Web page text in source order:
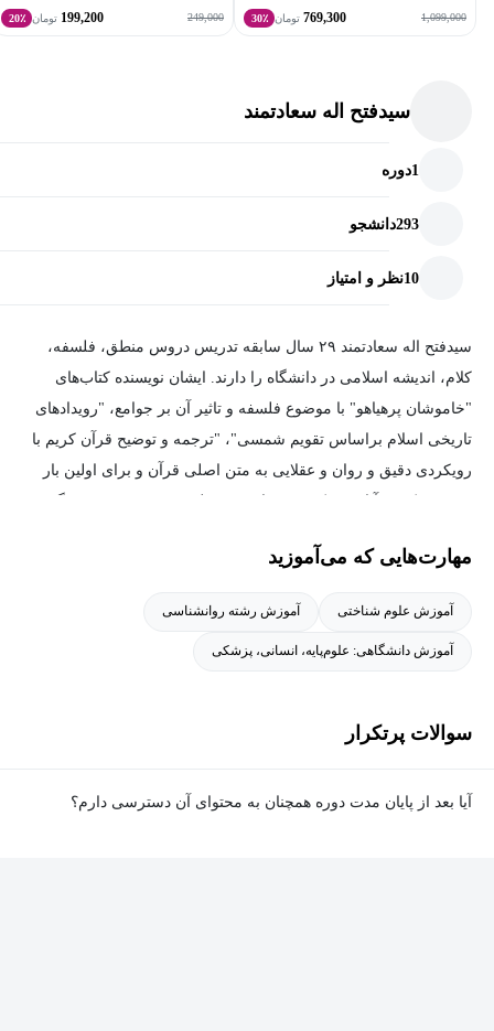
1,099,000
769,300 تومان 30٪ 249,000
199,200 تومان 20٪
سیدفتح اله سعادتمند
1دوره
293دانشجو
10نظر و امتیاز
سیدفتح اله سعادتمند ۲۹ سال سابقه تدریس دروس منطق، فلسفه،
کلام، اندیشه اسلامی در دانشگاه را دارند. ایشان نویسنده کتاب‌های
"خاموشان پرهیاهو" با موضوع فلسفه و تاثیر آن بر جوامع، "رویدادهای
تاریخی اسلام براساس تقویم شمسی"، "ترجمه و توضیح قرآن کریم با
رویکردی دقیق و روان و عقلایی به متن اصلی قرآن و برای اولین بار
برگزار کننده جلسات آگاهی بخش اندیشه‌ای در محافل و فرهنگسراهای
مهارت‌هایی که می‌آموزید
آموزش علوم شناختی آموزش رشته روانشناسی
آموزش دانشگاهی: علوم‌پایه، انسانی، پزشکی
سوالات پرتکرار
آیا بعد از پایان مدت دوره همچنان به محتوای آن دسترسی دارم؟